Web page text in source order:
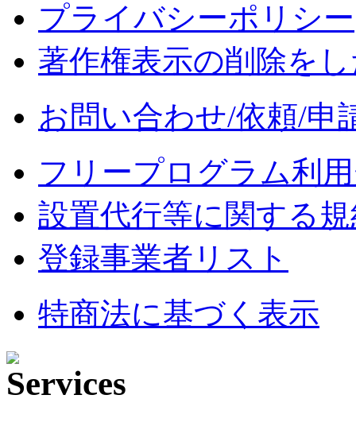
プライバシーポリシー
著作権表示の削除を
お問い合わせ/依頼/申
フリープログラム利
設置代行等に関する
登録事業者リスト
特商法に基づく表示